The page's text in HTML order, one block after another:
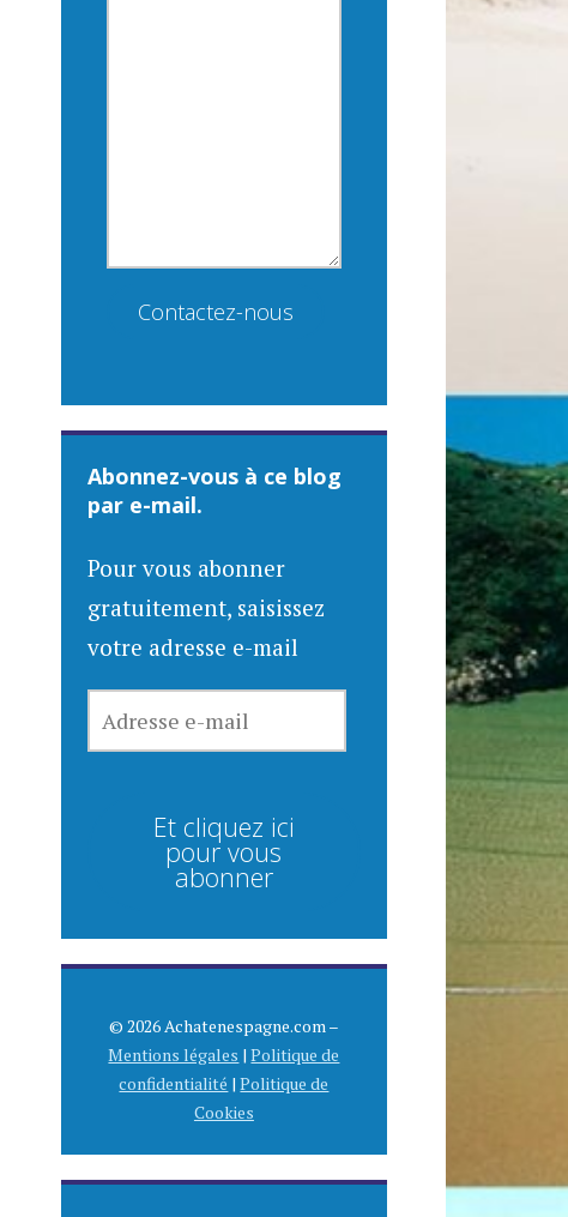
Contactez-nous
Abonnez-vous à ce blog
par e-mail.
Pour vous abonner
gratuitement, saisissez
votre adresse e-mail
E-
Et cliquez ici
pour vous
abonner
© 2026 Achatenespagne.com –
Mentions légales |Politique de
confidentialité |Politique de
Cookies